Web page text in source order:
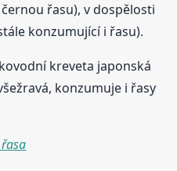
řasu), v dospělosti
konzumující i řasu).
kreveta japonská
konzumuje i řasy